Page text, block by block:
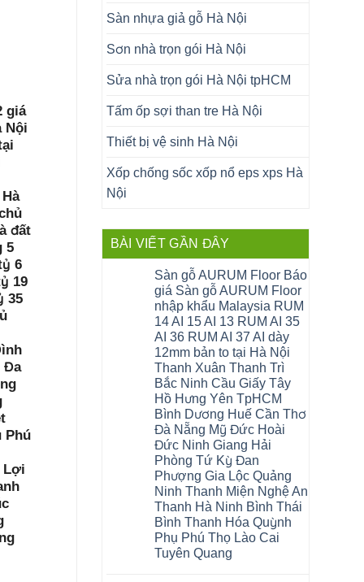
giá
Nội
đất
5
6
19
35
Đa
Phú
Lợi
Sàn nhựa giả gỗ Hà Nội
Sơn nhà trọn gói Hà Nội
Sửa nhà trọn gói Hà Nội tpHCM
Tấm ốp sợi than tre Hà Nội
Thiết bị vệ sinh Hà Nội
Xốp chống sốc xốp nổ eps xps Hà
Nội
BÀI VIẾT GẦN ĐÂY
Sàn gỗ AURUM Floor Báo
giá Sàn gỗ AURUM Floor
nhập khẩu Malaysia RUM
14 AI 15 AI 13 RUM AI 35
AI 36 RUM AI 37 AI dày
12mm bản to tại Hà Nội
Thanh Xuân Thanh Trì
Bắc Ninh Cầu Giấy Tây
Hồ Hưng Yên TpHCM
Bình Dương Huế Cần Thơ
Đà Nẵng Mỹ Đức Hoài
Đức Ninh Giang Hải
Phòng Tứ Kỳ Đan
Phượng Gia Lộc Quảng
Ninh Thanh Miện Nghệ An
Thanh Hà Ninh Bình Thái
Bình Thanh Hóa Quỳnh
Phụ Phú Thọ Lào Cai
Tuyên Quang